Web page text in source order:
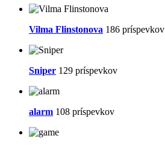
Vilma Flinstonova 186 príspevkov
Sniper 129 príspevkov
alarm 108 príspevkov